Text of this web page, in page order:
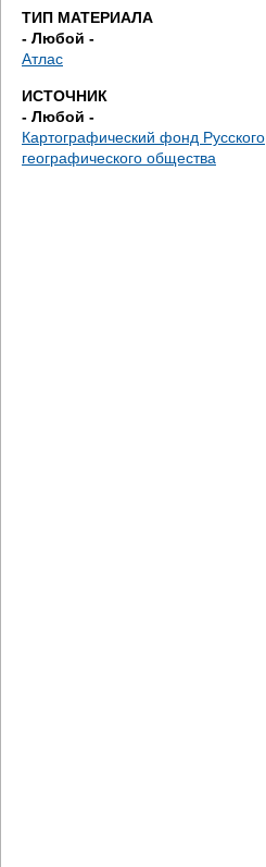
д
е
с
ь
ТИП МАТЕРИАЛА
- Любой -
Атлас
ИСТОЧНИК
- Любой -
Картографический фонд Русского
географического общества